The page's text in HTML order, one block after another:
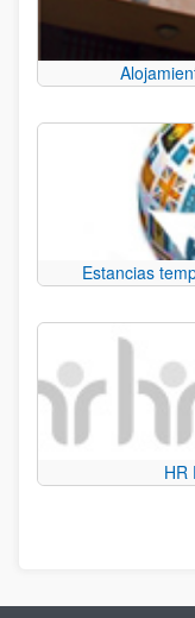
Estancias
HR